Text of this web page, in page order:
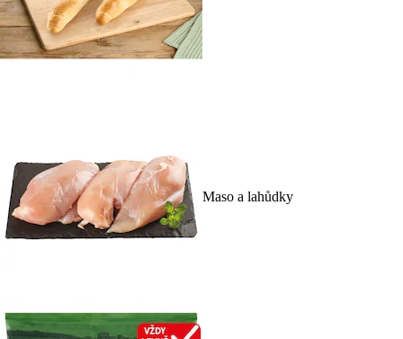
Maso a lahůdky